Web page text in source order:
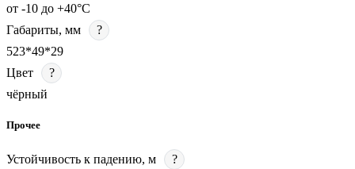
от -10 до +40°C
Габариты, мм
?
523*49*29
Цвет
?
чёрный
Прочее
Устойчивость к падению, м
?